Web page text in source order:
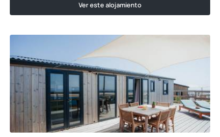
Ver este alojamiento